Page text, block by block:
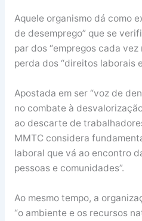
Aquele organismo dá como
de desemprego” que se
par dos “empregos cada vez
perda dos “direitos laborais
Apostada em ser “voz de
no combate à
ao descarte de
MMTC considera
laboral que vá ao encontro
pessoas e comunidades”.
Ao mesmo tempo, a
“o ambiente e os recursos